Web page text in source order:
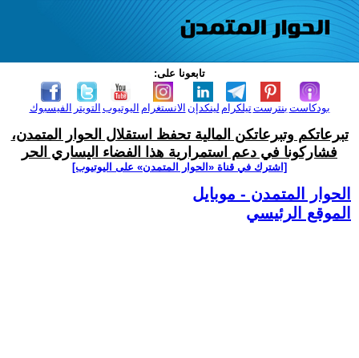
تابعونا على:
الفيسبوك التويتر اليوتيوب الانستغرام لينكدإن تيلكرامبنترست بودكاست
تبرعاتكم وتبرعاتكن المالية تحفظ استقلال الحوار المتمدن،
فشاركونا في دعم استمرارية هذا الفضاء اليساري الحر
[اشترك في قناة ‫«الحوار المتمدن» على اليوتيوب]
الحوار المتمدن - موبايل
الموقع الرئيسي